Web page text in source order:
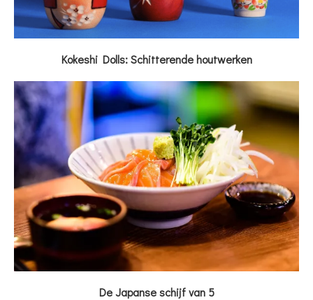
Kokeshi Dolls: Schitterende houtwerken
De Japanse schijf van 5